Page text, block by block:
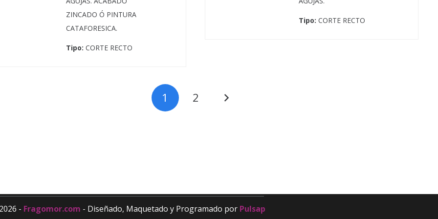
ZINCADO Ó PINTURA
CATAFORESICA.
Tipo:CORTE RECTO
Tipo: CORTE RECTO
1 2
- Fragomor.com - Diseñado, Maquetado y Programado por Pulsap